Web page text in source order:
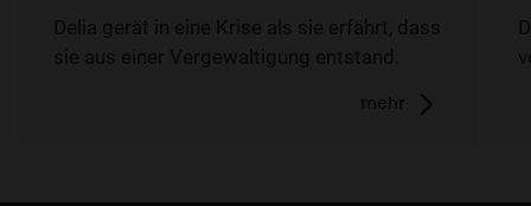
Delia gerät in eine Krise als sie erfährt, dass
sie aus einer Vergewaltigung entstand.
mehr